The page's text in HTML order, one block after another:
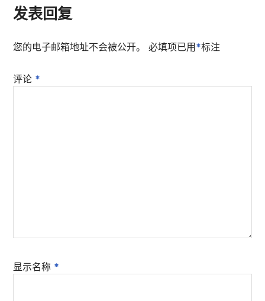
发表回复
您的电子邮箱地址不会被公开。 必填项已用*标注
评论 *
显示名称 *